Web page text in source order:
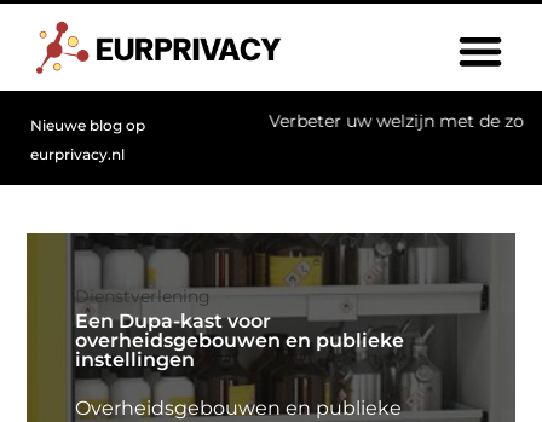
Nieuwe blog op
eurprivacy.nl
Verbeter uw welzijn met de zorg van een chiropractor
Dienstverlening
Een Dupa-kast voor
overheidsgebouwen en publieke
instellingen
Overheidsgebouwen en publieke